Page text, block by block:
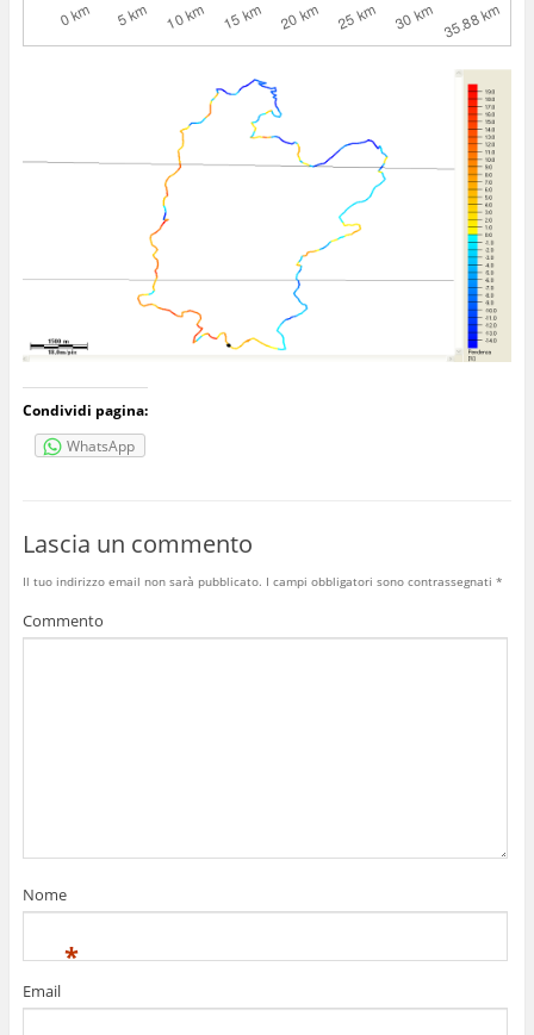
Condividi pagina:
WhatsApp
Lascia un commento
Il tuo indirizzo email non sarà pubblicato. I campi obbligatori sono contrassegnati *
Commento
Nome
*
Email